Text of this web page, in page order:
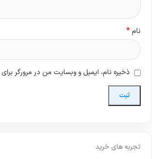
نام*
ذخیره نام، ایمیل و وبسایت من در مرورگر
تجربه های خرید